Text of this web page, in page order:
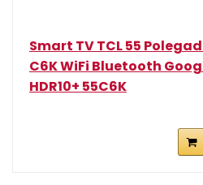
Smart TV TCL 55
C6K WiFi Bluetooth
HDR10+ 55C6K